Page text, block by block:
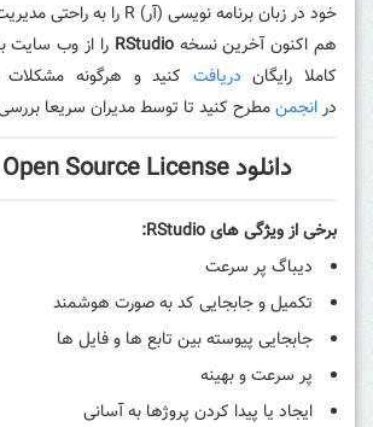
خود در زبان برنامه نویسی (آر) R را به راحتی مدیریت کنید.
هم اکنون آخرین نسخهRStudio را از وب سایت
کاملا رایگان دریافت کنید و هرگونه مشکلات
درانجمنمطرح کنید تا توسط مدیران سریعا
دانلود RStudio Open Source License
برخی از ویژگی های RStudio:
دیباگ پر سرعت
تکمیل و جابجایی کد به صورت هوشمند
جابجایی پیوسته بین تابع ها و فایل ها
پر سرعت و بهینه
ایجاد یا پیدا کردن پروژها به آسانی